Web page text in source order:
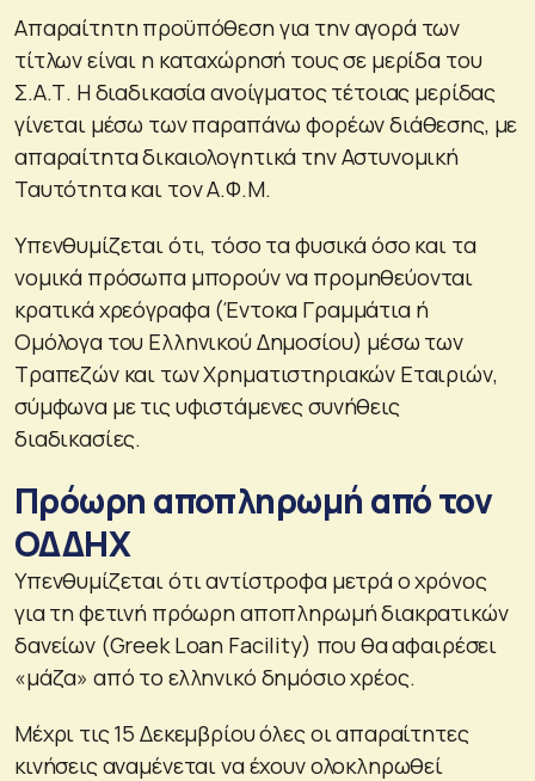
Απαραίτητη προϋπόθεση για την αγορά των
τίτλων είναι η καταχώρησή τους σε μερίδα του
Σ.Α.Τ. Η διαδικασία ανοίγματος τέτοιας μερίδας
γίνεται μέσω των παραπάνω φορέων διάθεσης, με
απαραίτητα δικαιολογητικά την Αστυνομική
Ταυτότητα και τον Α.Φ.Μ.
Υπενθυμίζεται ότι, τόσο τα φυσικά όσο και τα
νομικά πρόσωπα μπορούν να προμηθεύονται
κρατικά χρεόγραφα (Έντοκα Γραμμάτια ή
Ομόλογα του Ελληνικού Δημοσίου) μέσω των
Τραπεζών και των Χρηματιστηριακών Εταιριών,
σύμφωνα με τις υφιστάμενες συνήθεις
διαδικασίες.
Πρόωρη αποπληρωμή από τον
ΟΔΔΗΧ
Υπενθυμίζεται ότι αντίστροφα μετρά ο χρόνος
για τη φετινή πρόωρη αποπληρωμή διακρατικών
δανείων (Greek Loan Facility) που θα αφαιρέσει
«μάζα» από το ελληνικό δημόσιο χρέος.
Μέχρι τις 15 Δεκεμβρίου όλες οι απαραίτητες
κινήσεις αναμένεται να έχουν ολοκληρωθεί